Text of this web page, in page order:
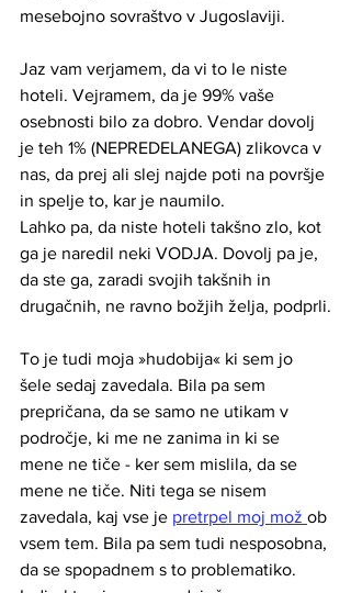
mesebojno sovraštvo v Jugoslaviji.
Jaz vam verjamem, da vi to le niste
hoteli. Vejramem, da je 99% vaše
osebnosti bilo za dobro. Vendar dovolj
je teh 1% (NEPREDELANEGA) zlikovca v
nas, da prej ali slej najde poti na površje
in spelje to, kar je naumilo.
Lahko pa, da niste hoteli takšno zlo, kot
ga je naredil neki VODJA. Dovolj pa je,
da ste ga, zaradi svojih takšnih in
drugačnih, ne ravno božjih želja, podprli.
To je tudi moja »hudobija« ki sem jo
šele sedaj zavedala. Bila pa sem
prepričana, da se samo ne utikam v
področje, ki me ne zanima in ki se
mene ne tiče - ker sem mislila, da se
mene ne tiče. Niti tega se nisem
zavedala, kaj vse je pretrpel moj mož ob
vsem tem. Bila pa sem tudi nesposobna,
da se spopadnem s to problematiko.